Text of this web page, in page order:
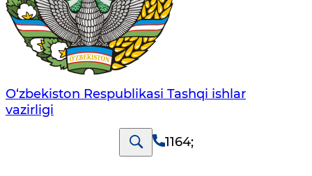
O‘zbеkistоn Rеspublikаsi Tashqi ishlаr
vаzirligi
1164;